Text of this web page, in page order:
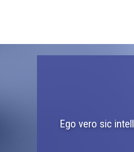
Ego vero sic